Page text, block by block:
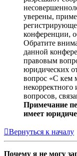
уверены,
конференции,
Обратите
данной
правовым
юридических
вопрос «С кем
вопросов,
Примечание
имеет
Вернуться к началу
Почему я не могу